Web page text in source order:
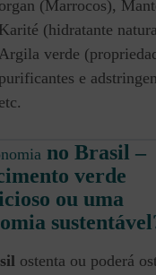
organ (Marrocos),
Karité (hidratante
verde
purificantes e
etc.
no Brasil –
verde
ou uma
ostenta ou poderá